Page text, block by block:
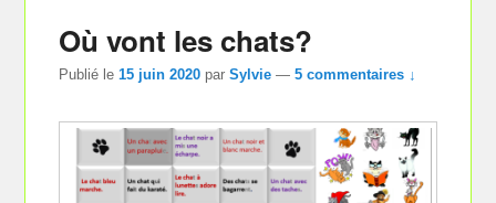
Où vont les chats?
Publié le15 juin 2020 parSylvie —5 commentaires ↓